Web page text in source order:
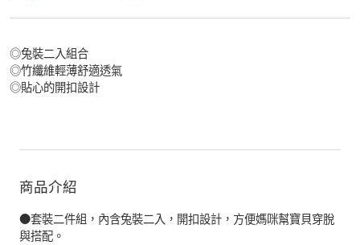
◎兔裝二入組合
◎竹纖維輕薄舒適透氣
◎貼心的開扣設計
商品介紹
●套裝二件組，內含兔裝二入，開扣設計，方便媽咪幫寶貝穿脫
與搭配。